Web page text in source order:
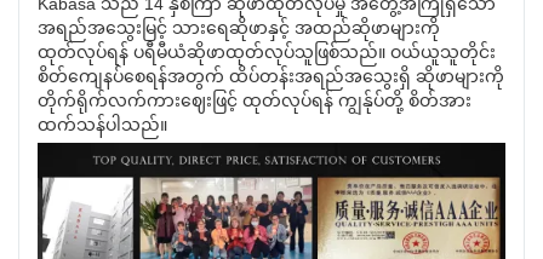
အရည်အသွေးမြင့် သားရေဆိုဖာနှင့် အထည်ဆိုဖာများကို
ထုတ်လုပ်ရန် ပရီမီယံဆိုဖာထုတ်လုပ်သူဖြစ်သည်။ ဝယ်ယူသူတိုင်း
စိတ်ကျေနပ်စေရန်အတွက် ထိပ်တန်းအရည်အသွေးရှိ ဆိုဖာများကို
တိုက်ရိုက်လက်ကားဈေးဖြင့် ထုတ်လုပ်ရန် ကျွန်ုပ်တို့ စိတ်အား
ထက်သန်ပါသည်။